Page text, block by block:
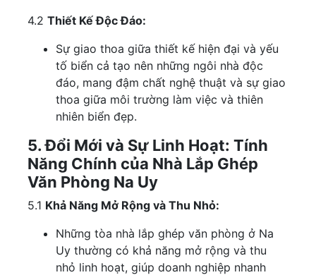
4.2 Thiết Kế Độc Đáo:
Sự giao thoa giữa thiết kế hiện đại và yếu
tố biển cả tạo nên những ngôi nhà độc
đáo, mang đậm chất nghệ thuật và sự giao
thoa giữa môi trường làm việc và thiên
nhiên biển đẹp.
5. Đổi Mới và Sự Linh Hoạt: Tính
Năng Chính của Nhà Lắp Ghép
Văn Phòng Na Uy
5.1 Khả Năng Mở Rộng và Thu Nhỏ:
Những tòa nhà lắp ghép văn phòng ở Na
Uy thường có khả năng mở rộng và thu
nhỏ linh hoạt, giúp doanh nghiệp nhanh